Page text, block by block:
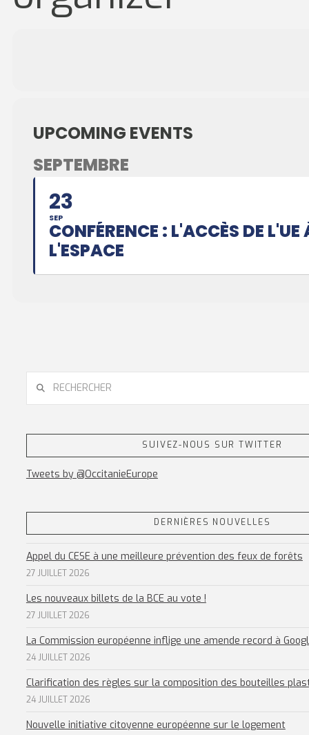
UPCOMING EVENTS
SEPTEMBRE
23
SEP
CONFÉRENCE : L'ACCÈS DE L'UE
L'ESPACE
SUIVEZ-NOUS SUR TWITTER
Tweets by @OccitanieEurope
DERNIÈRES NOUVELLES
Appel du CESE à une meilleure prévention des feux de forêts
27 JUILLET 2026
Les nouveaux billets de la BCE au vote !
27 JUILLET 2026
La Commission européenne inflige une amende record à
24 JUILLET 2026
Clarification des règles sur la composition des bouteilles
24 JUILLET 2026
Nouvelle initiative citoyenne européenne sur le logement